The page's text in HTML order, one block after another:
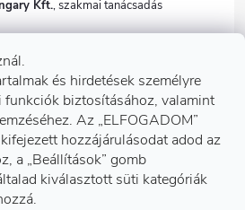
és hirdetések személyre
funkciók biztosításához, valamint
Az „ELFOGADOM”
hozzájárulásodat adod az
a „Beállítások” gomb
kiválasztott süti kategóriák
Kft.
dualbp.hu